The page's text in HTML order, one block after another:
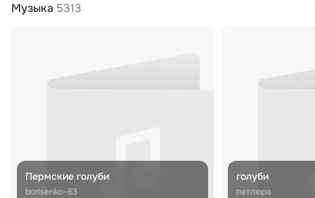
Музыка 5313
Пермские голуби
borisenko-63
голуби
петлюра